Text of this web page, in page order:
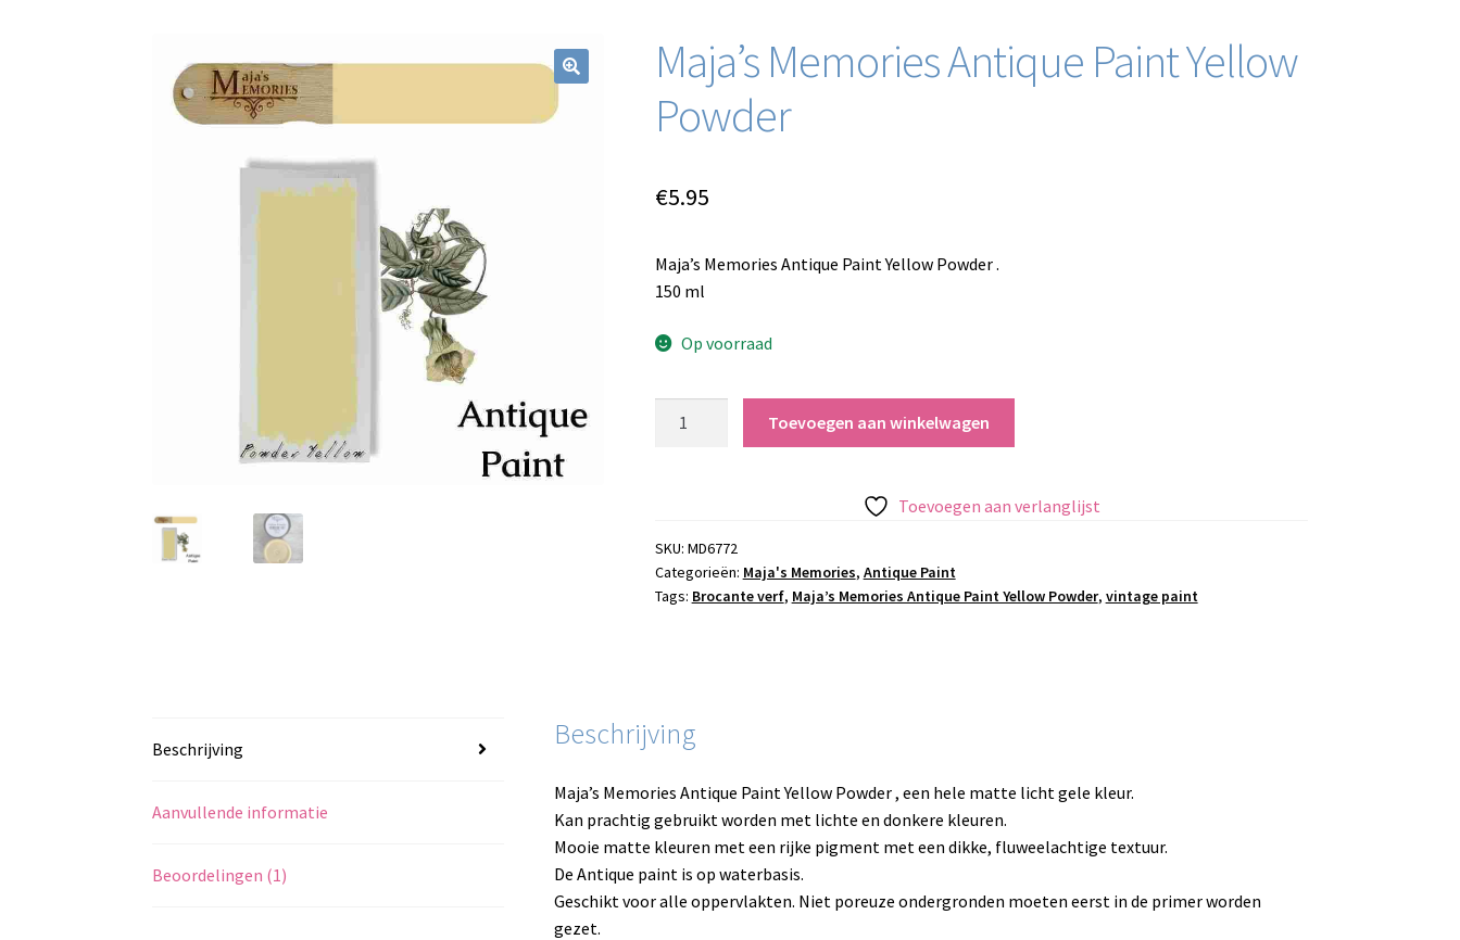
Maja’s Memories Antique Paint Yellow
Powder
€5.95
Maja’s Memories Antique Paint Yellow Powder .
150 ml
Op voorraad
Powder
aantal
Toevoegen aan winkelwagen
Toevoegen aan verlanglijst
SKU: MD6772
Categorieën: Maja's Memories, Antique Paint
Tags: Brocante verf, Maja’s Memories Antique Paint Yellow Powder, vintage paint
Beschrijving
Aanvullende informatie
Beoordelingen (1)
Beschrijving
Maja’s Memories Antique Paint Yellow Powder , een hele matte licht gele kleur.
Kan prachtig gebruikt worden met lichte en donkere kleuren.
Mooie matte kleuren met een rijke pigment met een dikke, fluweelachtige textuur.
De Antique paint is op waterbasis.
Geschikt voor alle oppervlakten. Niet poreuze ondergronden moeten eerst in de primer worden
gezet.